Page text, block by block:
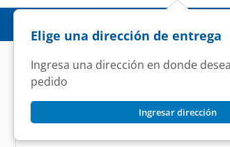
Elige una dirección de entrega
Ingresa una dirección en donde
pedido
Ingresar dirección
CARBONATO DE MAGNESIO
Carbonato de Magnesio